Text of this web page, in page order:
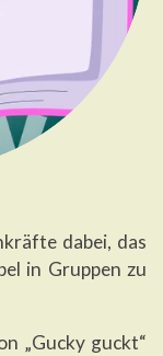
dabei, das
in Gruppen zu
„Gucky guckt“